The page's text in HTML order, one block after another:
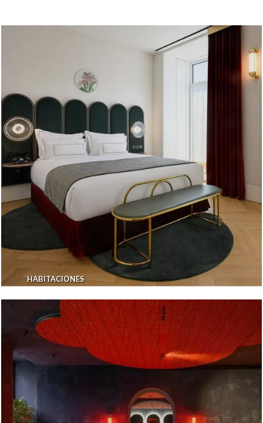
HABITACIONES